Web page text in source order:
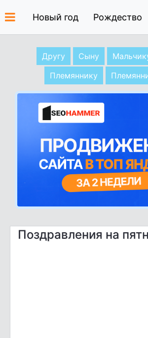
Новый год Рождество
Другу Сыну
Племяннику
Поздравления на